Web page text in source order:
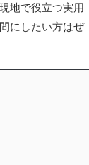
地で役立つ実用
にしたい方はぜ